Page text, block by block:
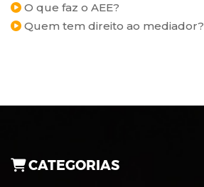
O que faz o AEE?
Quem tem direito ao mediador?
CATEGORIAS